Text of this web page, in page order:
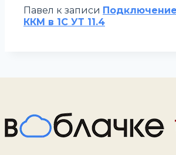
Павел к записи
ККМ в 1С УТ 11.4